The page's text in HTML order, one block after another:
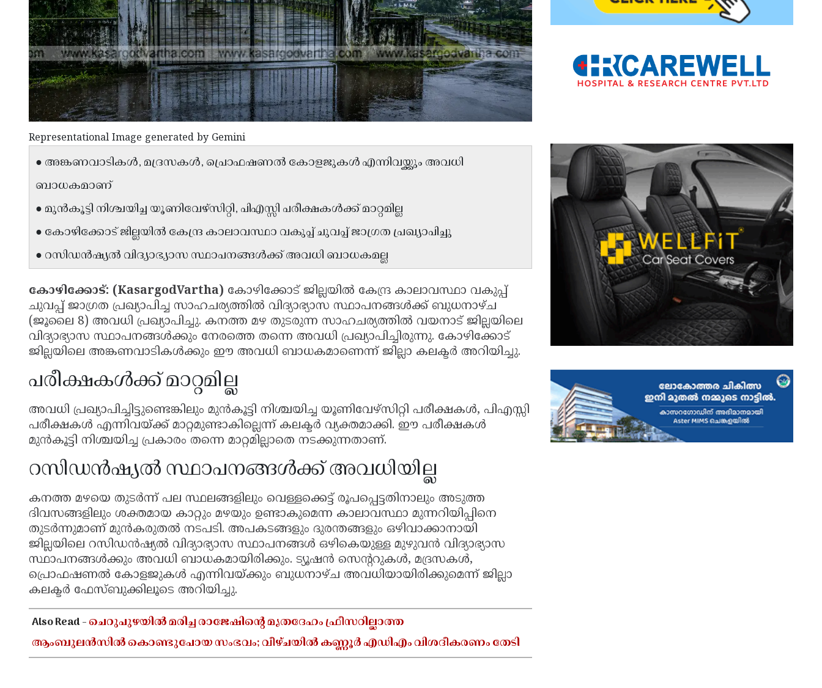
Representational Image generated by Gemini
● അങ്കണവാടികൾ, മദ്രസകൾ, പ്രൊഫഷണൽ കോളജുകൾ എന്നിവയ്ക്കും അവധി
ബാധകമാണ്
● മുൻകൂട്ടി നിശ്ചയിച്ച യൂണിവേഴ്സിറ്റി, പിഎസ്സി പരീക്ഷകൾക്ക് മാറ്റമില്ല
● കോഴിക്കോട് ജില്ലയിൽ കേന്ദ്ര കാലാവസ്ഥാ വകുപ്പ് ചുവപ്പ് ജാഗ്രത പ്രഖ്യാപിച്ചു
● റസിഡൻഷ്യൽ വിദ്യാഭ്യാസ സ്ഥാപനങ്ങൾക്ക് അവധി ബാധകമല്ല
കോഴിക്കോട്: (KasargodVartha) കോഴിക്കോട് ജില്ലയിൽ കേന്ദ്ര കാലാവസ്ഥാ വകുപ്പ്
ചുവപ്പ് ജാഗ്രത പ്രഖ്യാപിച്ച സാഹചര്യത്തിൽ വിദ്യാഭ്യാസ സ്ഥാപനങ്ങൾക്ക് ബുധനാഴ്ച
(ജൂലൈ 8) അവധി പ്രഖ്യാപിച്ചു. കനത്ത മഴ തുടരുന്ന സാഹചര്യത്തിൽ വയനാട് ജില്ലയിലെ
വിദ്യാഭ്യാസ സ്ഥാപനങ്ങൾക്കും നേരത്തെ തന്നെ അവധി പ്രഖ്യാപിച്ചിരുന്നു. കോഴിക്കോട്
ജില്ലയിലെ അങ്കണവാടികൾക്കും ഈ അവധി ബാധകമാണെന്ന് ജില്ലാ കലക്ടർ അറിയിച്ചു.
പരീക്ഷകൾക്ക് മാറ്റമില്ല
അവധി പ്രഖ്യാപിച്ചിട്ടുണ്ടെങ്കിലും മുൻകൂട്ടി നിശ്ചയിച്ച യൂണിവേഴ്സിറ്റി പരീക്ഷകൾ, പിഎസ്സി
പരീക്ഷകൾ എന്നിവയ്ക്ക് മാറ്റമുണ്ടാകില്ലെന്ന് കലക്ടർ വ്യക്തമാക്കി. ഈ പരീക്ഷകൾ
മുൻകൂട്ടി നിശ്ചയിച്ച പ്രകാരം തന്നെ മാറ്റമില്ലാതെ നടക്കുന്നതാണ്.
റസിഡൻഷ്യൽ സ്ഥാപനങ്ങൾക്ക് അവധിയില്ല
കനത്ത മഴയെ തുടർന്ന് പല സ്ഥലങ്ങളിലും വെള്ളക്കെട്ട് രൂപപ്പെട്ടതിനാലും അടുത്ത
ദിവസങ്ങളിലും ശക്തമായ കാറ്റും മഴയും ഉണ്ടാകുമെന്ന കാലാവസ്ഥാ മുന്നറിയിപ്പിനെ
തുടർന്നുമാണ് മുൻകരുതൽ നടപടി. അപകടങ്ങളും ദുരന്തങ്ങളും ഒഴിവാക്കാനായി
ജില്ലയിലെ റസിഡൻഷ്യൽ വിദ്യാഭ്യാസ സ്ഥാപനങ്ങൾ ഒഴികെയുള്ള മുഴുവൻ വിദ്യാഭ്യാസ
സ്ഥാപനങ്ങൾക്കും അവധി ബാധകമായിരിക്കും. ട്യൂഷൻ സെന്ററുകൾ, മദ്രസകൾ,
പ്രൊഫഷണൽ കോളജുകൾ എന്നിവയ്ക്കും ബുധനാഴ്ച അവധിയായിരിക്കുമെന്ന് ജില്ലാ
കലക്ടർ ഫേസ്ബുക്കിലൂടെ അറിയിച്ചു.
Also Read -ചെറുപുഴയിൽ മരിച്ച രാജേഷിൻ്റെ മൃതദേഹം ഫ്രീസറില്ലാത്ത
ആംബുലൻസിൽ കൊണ്ടുപോയ സംഭവം; വീഴ്ചയിൽ കണ്ണൂർ എഡിഎം വിശദീകരണം തേടി